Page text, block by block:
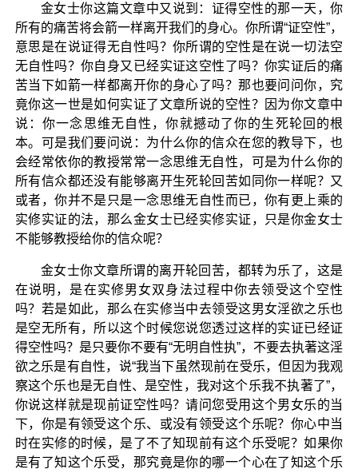
金女士你这篇文章中又说到：证得空性的那一天，你
所有的痛苦将会箭一样离开我们的身心。你所谓“证空性”，
意思是在说证得无自性吗？你所谓的空性是在说一切法空
无自性吗？你自身又已经实证这空性了吗？你实证后的痛
苦当下如箭一样都离开你的身心了吗？那也要问问你，究
竟你这一世是如何实证了文章所说的空性？因为你文章中
说：你一念思维无自性，你就撼动了你的生死轮回的根
本。可是我们要问说：为什么你的信众在您的教导下，也
会经常依你的教授常常一念思维无自性，可是为什么你的
所有信众都还没有能够离开生死轮回苦如同你一样呢？又
或者，你并不是只是一念思维无自性而已，你有更上乘的
实修实证的法，那么金女士已经实修实证，只是你金女士
不能够教授给你的信众呢？
金女士你文章所谓的离开轮回苦，都转为乐了，这是
在说明，是在实修男女双身法过程中你去领受这个空性
吗？若是如此，那么在实修当中去领受这男女淫欲之乐也
是空无所有，所以这个时候您说您透过这样的实证已经证
得空性吗？是只要你不要有“无明自性执”，不要去执著这淫
欲之乐是有自性，说“我当下虽然现前在受乐，但因为我观
察这个乐也是无自性、是空性，我对这个乐我不执著了”，
你说这样就是现前证空性吗？请问您受用这个男女乐的当
下，你是有领受这个乐、或没有领受这个乐呢？你心中当
时在实修的时候，是了不了知现前有这个乐受呢？如果你
是有了知这个乐受，那究竟是你的哪一个心在了知这个乐